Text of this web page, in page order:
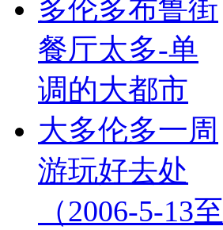
多伦多布鲁街
餐厅太多-单
调的大都市
大多伦多一周
游玩好去处
（2006-5-13至